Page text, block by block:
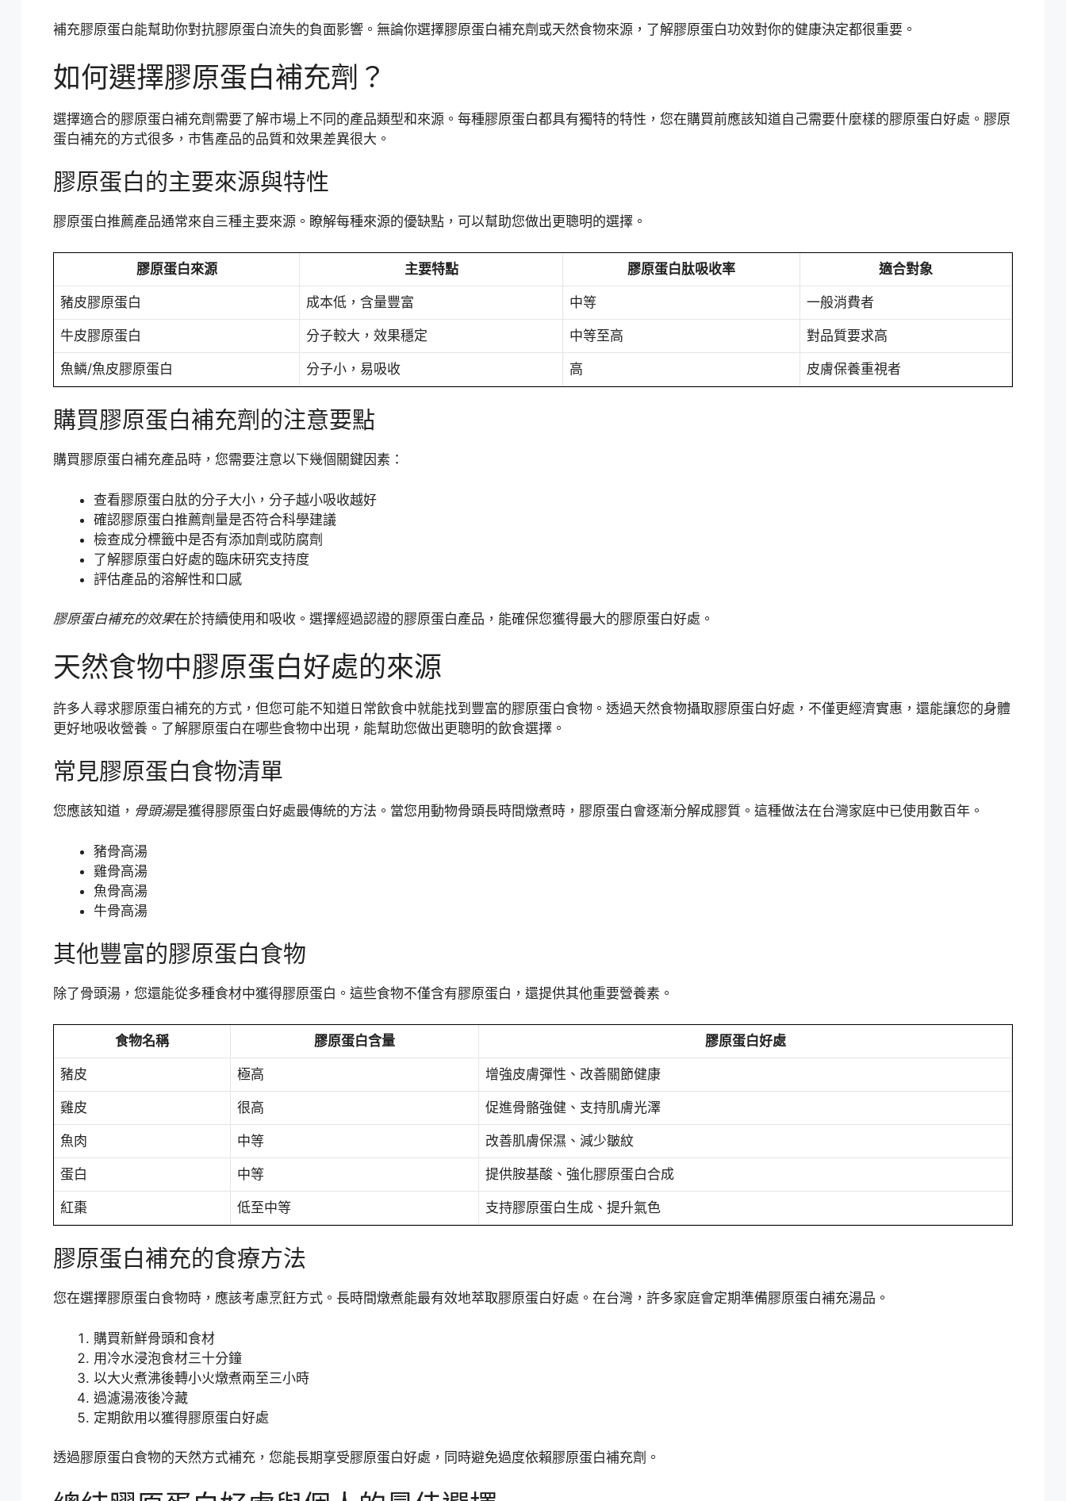
補充膠原蛋白能幫助你對抗膠原蛋白流失的負面影響。無論你選擇膠原蛋白補充劑或天然食物來源，了解膠原蛋白功效對你的健康決定都很重要。
如何選擇膠原蛋白補充劑？
選擇適合的膠原蛋白補充劑需要了解市場上不同的產品類型和來源。每種膠原蛋白都具有獨特的特性，您在購買前應該知道自己需要什麼樣的膠原蛋白好處。膠原
蛋白補充的方式很多，市售產品的品質和效果差異很大。
膠原蛋白的主要來源與特性
膠原蛋白推薦產品通常來自三種主要來源。瞭解每種來源的優缺點，可以幫助您做出更聰明的選擇。
膠原蛋白來源 主要特點 膠原蛋白肽吸收率 適合對象
豬皮膠原蛋白 成本低，含量豐富 中等 一般消費者
牛皮膠原蛋白 分子較大，效果穩定 中等至高 對品質要求高
魚鱗/魚皮膠原蛋白 分子小，易吸收 高 皮膚保養重視者
購買膠原蛋白補充劑的注意要點
購買膠原蛋白補充產品時，您需要注意以下幾個關鍵因素：
查看膠原蛋白肽的分子大小，分子越小吸收越好
確認膠原蛋白推薦劑量是否符合科學建議
檢查成分標籤中是否有添加劑或防腐劑
了解膠原蛋白好處的臨床研究支持度
評估產品的溶解性和口感
膠原蛋白補充的效果在於持續使用和吸收。選擇經過認證的膠原蛋白產品，能確保您獲得最大的膠原蛋白好處。
天然食物中膠原蛋白好處的來源
許多人尋求膠原蛋白補充的方式，但您可能不知道日常飲食中就能找到豐富的膠原蛋白食物。透過天然食物攝取膠原蛋白好處，不僅更經濟實惠，還能讓您的身體
更好地吸收營養。了解膠原蛋白在哪些食物中出現，能幫助您做出更聰明的飲食選擇。
常見膠原蛋白食物清單
您應該知道， 骨頭湯是獲得膠原蛋白好處最傳統的方法。當您用動物骨頭長時間燉煮時，膠原蛋白會逐漸分解成膠質。這種做法在台灣家庭中已使用數百年。
豬骨高湯
雞骨高湯
魚骨高湯
牛骨高湯
其他豐富的膠原蛋白食物
除了骨頭湯，您還能從多種食材中獲得膠原蛋白。這些食物不僅含有膠原蛋白，還提供其他重要營養素。
食物名稱 膠原蛋白含量 膠原蛋白好處
豬皮 極高 增強皮膚彈性、改善關節健康
雞皮 很高 促進骨骼強健、支持肌膚光澤
魚肉 中等 改善肌膚保濕、減少皺紋
蛋白 中等 提供胺基酸、強化膠原蛋白合成
紅棗 低至中等 支持膠原蛋白生成、提升氣色
膠原蛋白補充的食療方法
您在選擇膠原蛋白食物時，應該考慮烹飪方式。長時間燉煮能最有效地萃取膠原蛋白好處。在台灣，許多家庭會定期準備膠原蛋白補充湯品。
購買新鮮骨頭和食材
用冷水浸泡食材三十分鐘
以大火煮沸後轉小火燉煮兩至三小時
過濾湯液後冷藏
定期飲用以獲得膠原蛋白好處
透過膠原蛋白食物的天然方式補充，您能長期享受膠原蛋白好處，同時避免過度依賴膠原蛋白補充劑。